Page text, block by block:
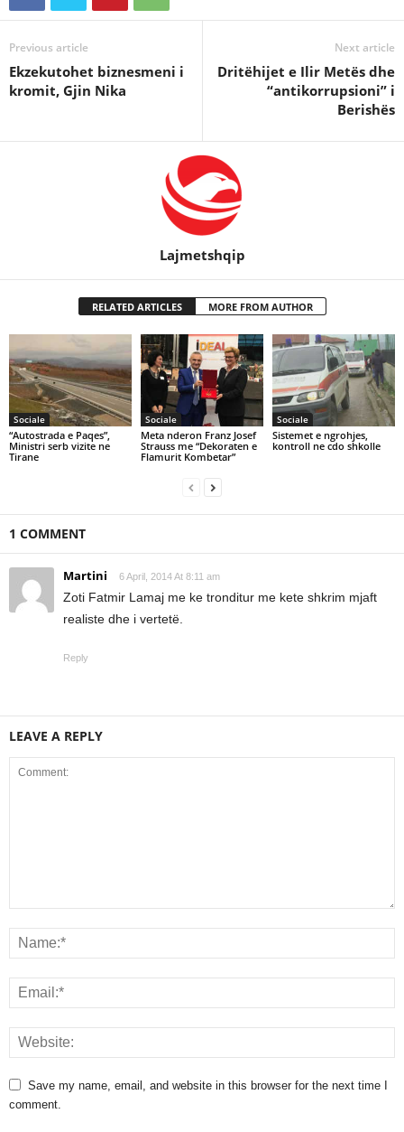
Previous article
Ekzekutohet biznesmeni i
kromit, Gjin Nika
Next article
Dritëhijet e Ilir Metës dhe
“antikorrupsioni” i
Berishës
Lajmetshqip
RELATED ARTICLES MORE FROM AUTHOR
Sociale
“Autostrada e Paqes”,
Ministri serb vizite ne
Tirane
Sociale
Meta nderon Franz Josef
Strauss me “Dekoraten e
Flamurit Kombetar”
Sociale
Sistemet e ngrohjes,
kontroll ne cdo shkolle
1 COMMENT
Martini 6 April, 2014 At 8:11 am
Zoti Fatmir Lamaj me ke tronditur me kete shkrim mjaft
realiste dhe i vertetë.
Reply
LEAVE A REPLY
Save my name, email, and website in this browser for the next time I
comment.